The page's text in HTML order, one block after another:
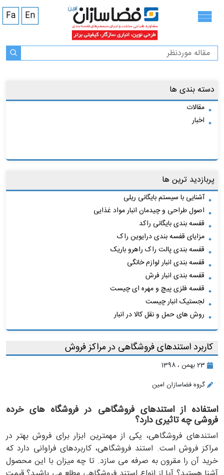
Fa En
دسته بندی ها
مقالات
اخبار
پربازدید ترین ها
آشنایی با سیستم بایگانی ریلی
اصول طراحی و چیدمان انبار مواد غذایی
قفسه بندی بایگانی راکد
مزایای قفسه بندی درایوین راک
قفسه بندی پالت راک راهرو باریک
قفسه بندی انبار لوازم خانگی
قفسه بندی انبار فرش
قفسه فلزی پیچ و مهره ای چیست
لجستیک انبار چیست
روش های حمل و نقل کالا در انبار
کاربرد استندهای فروشگاهی در مراکز فروش
گروه فضاسازان امین
استفاده از استندهای فروشگاهی در فروشگاه های خرده
فروشی چه تاثیری دارد؟
استندهای فروشگاهی، یکی از مهمترین ابزار برای فروش بهتر در
مراکز فروش است. استند فروشگاهی، کاربردهای فراوانی دارد که
خرید آن را مقرون به صرفه می سازد. تا چه میزان با این محصول